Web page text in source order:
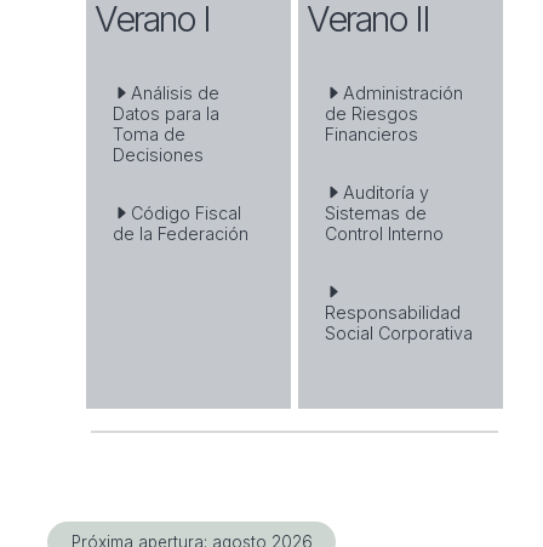
Verano I
Análisis de
Datos para la
Toma de
Decisiones
Código Fiscal
de la Federación
Verano II
Administración
de Riesgos
Financieros
Auditoría y
Sistemas de
Control Interno
Responsabilidad
Social Corporativa
Próxima apertura: agosto 2026